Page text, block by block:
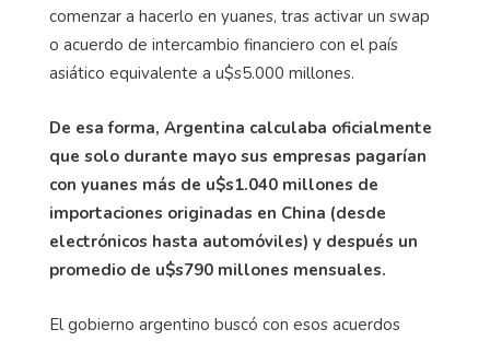
comenzar a hacerlo en yuanes, tras activar un swap
o acuerdo de intercambio financiero con el país
asiático equivalente a u$s5.000 millones.
De esa forma, Argentina calculaba oficialmente
que solo durante mayo sus empresas pagarían
con yuanes más de u$s1.040 millones de
importaciones originadas en China (desde
electrónicos hasta automóviles) y después un
promedio de u$s790 millones mensuales.
El gobierno argentino buscó con esos acuerdos